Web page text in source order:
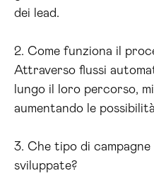
dei lead.
2. Come funziona il
Attraverso flussi
lungo il loro percorso,
aumentando le
3. Che tipo di campagne
sviluppate?